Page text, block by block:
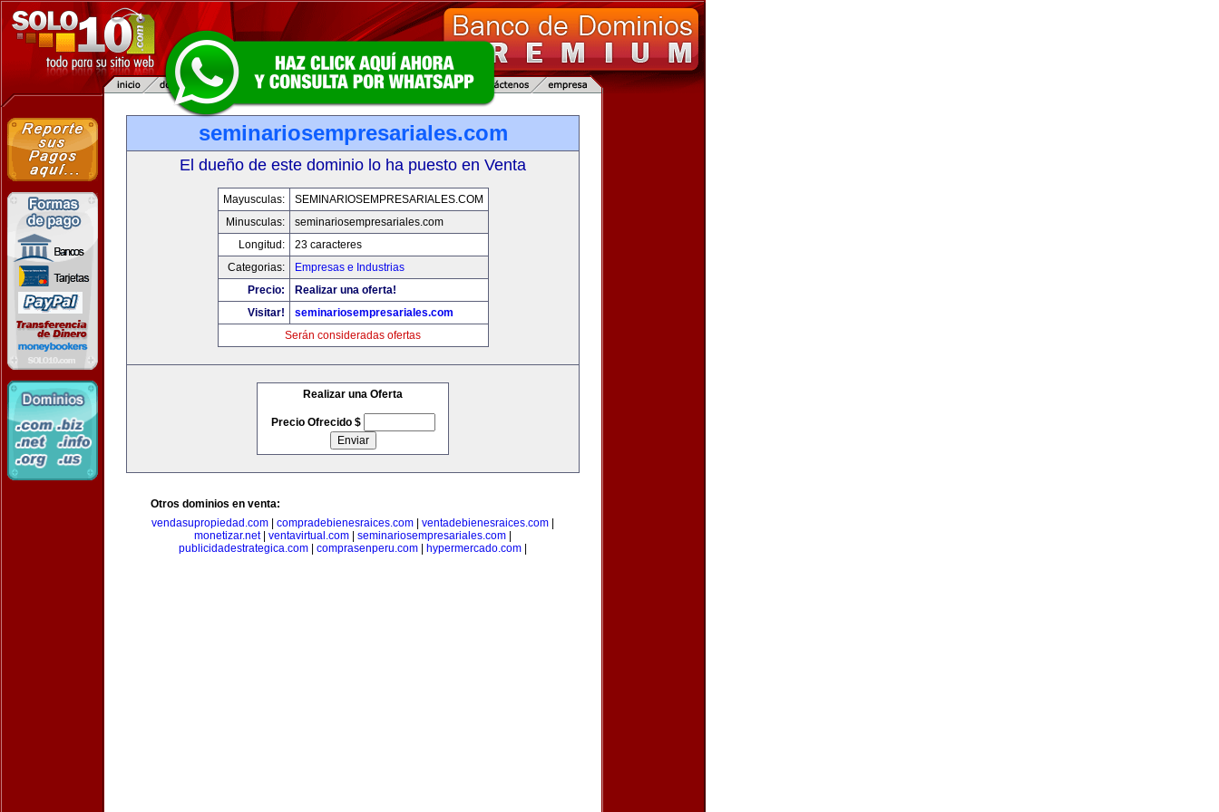
seminariosempresariales.com
El dueño de este dominio lo ha puesto en Venta
Mayusculas:
SEMINARIOSEMPRESARIALES.COM
Minusculas:
seminariosempresariales.com
Longitud:
23 caracteres
Categorias:
Empresas e Industrias
Precio:
Realizar una oferta!
Visitar!
seminariosempresariales.com
Serán consideradas ofertas
Realizar una Oferta
Precio Ofrecido $
Otros dominios en venta:
vendasupropiedad.com
compradebienesraices.com ventadebienesraices.com
monetizar.net| ventavirtual.com seminariosempresariales.com
publicidadestrategica.com
comprasenperu.com hypermercado.com